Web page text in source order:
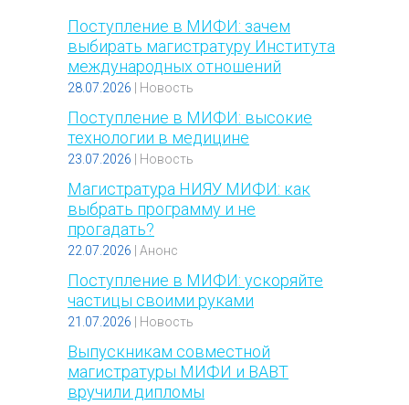
Поступление в МИФИ: зачем
выбирать магистратуру Института
международных отношений
28.07.2026 Новость
Поступление в МИФИ: высокие
технологии в медицине
23.07.2026 Новость
Магистратура НИЯУ МИФИ: как
выбрать программу и не
прогадать?
22.07.2026 Анонс
Поступление в МИФИ: ускоряйте
частицы своими руками
21.07.2026 Новость
Выпускникам совместной
магистратуры МИФИ и ВАВТ
вручили дипломы